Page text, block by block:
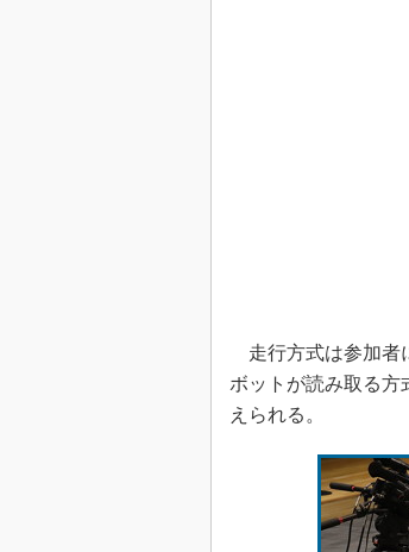
走行方式は参加者
ボットが読み取る方
えられる。